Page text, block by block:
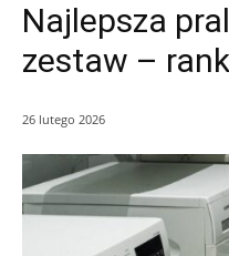
Najlepsza
zestaw –
26 lutego 2026